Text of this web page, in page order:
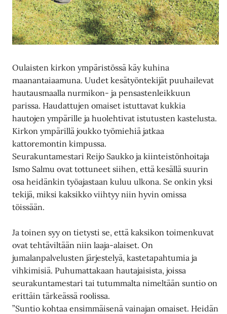
Oulaisten kirkon ympäristössä käy kuhina
maanantaiaamuna. Uudet kesätyöntekijät puuhailevat
hautausmaalla nurmikon- ja pensastenleikkuun
parissa. Haudattujen omaiset istuttavat kukkia
hautojen ympärille ja huolehtivat istutusten kastelusta.
Kirkon ympärillä joukko työmiehiä jatkaa
kattoremontin kimpussa.
Seurakuntamestari Reijo Saukko ja kiinteistönhoitaja
Ismo Salmu ovat tottuneet siihen, että kesällä suurin
osa heidänkin työajastaan kuluu ulkona. Se onkin yksi
tekijä, miksi kaksikko viihtyy niin hyvin omissa
töissään.
Ja toinen syy on tietysti se, että kaksikon toimenkuvat
ovat tehtäviltään niin laaja-alaiset. On
jumalanpalvelusten järjestelyä, kastetapahtumia ja
vihkimisiä. Puhumattakaan hautajaisista, joissa
seurakuntamestari tai tutummalta nimeltään suntio on
erittäin tärkeässä roolissa.
”Suntio kohtaa ensimmäisenä vainajan omaiset. Heidän